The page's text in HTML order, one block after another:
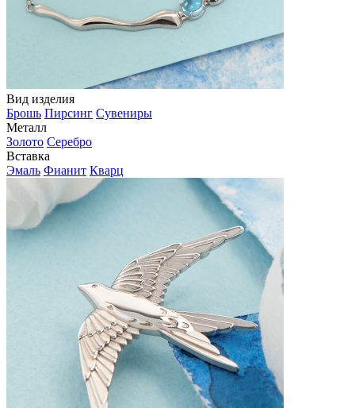
Вид изделия
Брошь Пирсинг Сувениры
Металл
Золото Серебро
Вставка
Эмаль Фианит Кварц